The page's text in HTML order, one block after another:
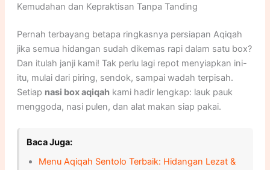
Kemudahan dan Kepraktisan Tanpa Tanding
Pernah terbayang betapa ringkasnya persiapan Aqiqah
jika semua hidangan sudah dikemas rapi dalam satu box?
Dan itulah janji kami! Tak perlu lagi repot menyiapkan ini-
itu, mulai dari piring, sendok, sampai wadah terpisah.
Setiap nasi box aqiqahkami hadir lengkap: lauk pauk
menggoda, nasi pulen, dan alat makan siap pakai.
Baca Juga:
Menu Aqiqah Sentolo Terbaik: Hidangan Lezat &